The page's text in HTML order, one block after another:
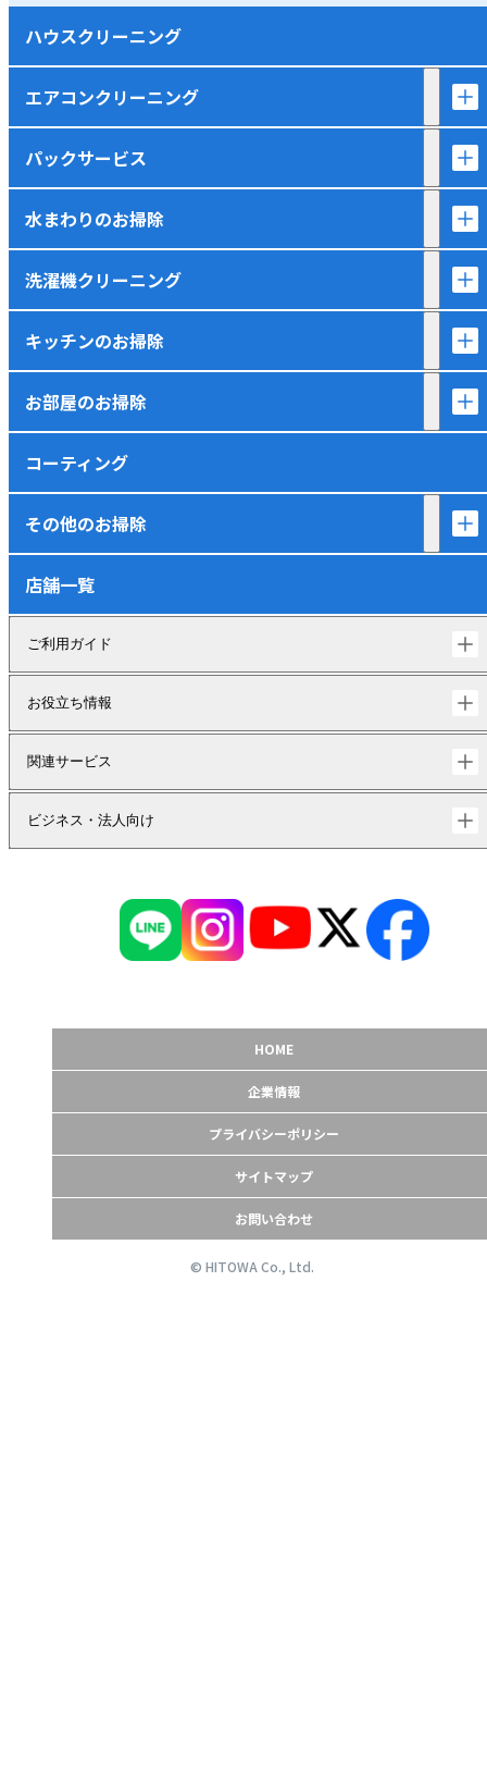
ハウスクリーニング
エアコンクリーニング
パックサービス
水まわりのお掃除
洗濯機クリーニング
キッチンのお掃除
お部屋のお掃除
コーティング
その他のお掃除
店舗一覧
ご利用ガイド
お役立ち情報
関連サービス
ビジネス・法人向け
HOME
企業情報
プライバシーポリシー
サイトマップ
お問い合わせ
© HITOWA Co., Ltd.